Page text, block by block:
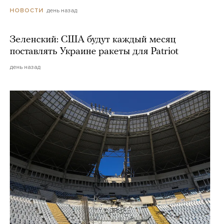
НОВОСТИ день назад
Зеленский: США будут каждый месяц
поставлять Украине ракеты для Patriot
день назад